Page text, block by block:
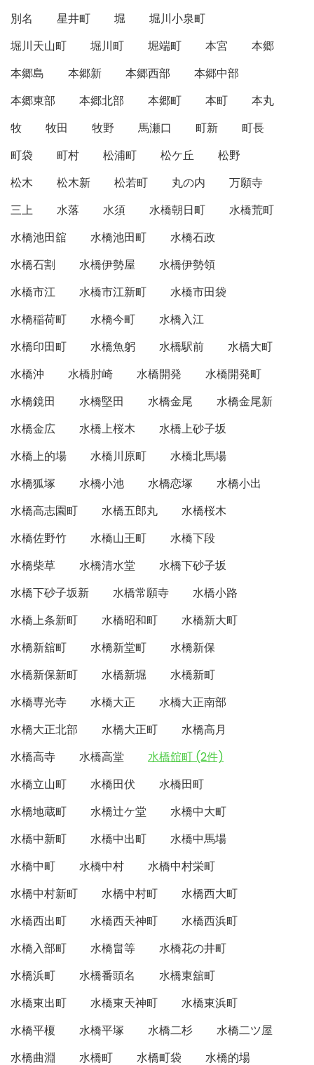
別名
星井町 堀
堀川小泉町
堀川天山町
堀川町 堀端町 本宮
本郷
本郷島
本郷新 本郷西部
本郷中部
本郷東部
本郷北部 本郷町 本町
本丸
牧
牧田 牧野 馬瀬口 町新
町長
町袋
町村 松浦町 松ケ丘
松野
松木
松木新 松若町 丸の内
万願寺
三上
水落 水須 水橋朝日町
水橋荒町
水橋池田舘
水橋池田町
水橋石政
水橋石割
水橋伊勢屋
水橋伊勢領
水橋市江
水橋市江新町
水橋市田袋
水橋稲荷町
水橋今町
水橋入江
水橋印田町
水橋魚躬 水橋駅前
水橋大町
水橋沖
水橋肘崎 水橋開発
水橋開発町
水橋鏡田
水橋堅田 水橋金尾
水橋金尾新
水橋金広
水橋上桜木
水橋上砂子坂
水橋上的場
水橋川原町
水橋北馬場
水橋狐塚
水橋小池 水橋恋塚
水橋小出
水橋高志園町
水橋五郎丸
水橋桜木
水橋佐野竹
水橋山王町
水橋下段
水橋柴草
水橋清水堂
水橋下砂子坂
水橋下砂子坂新
水橋常願寺
水橋小路
水橋上条新町
水橋昭和町
水橋新大町
水橋新舘町
水橋新堂町
水橋新保
水橋新保新町
水橋新堀
水橋新町
水橋専光寺
水橋大正
水橋大正南部
水橋大正北部
水橋大正町
水橋高月
水橋高寺
水橋高堂
水橋舘町 (2件)
水橋立山町
水橋田伏
水橋田町
水橋地蔵町
水橋辻ケ堂
水橋中大町
水橋中新町
水橋中出町
水橋中馬場
水橋中町
水橋中村
水橋中村栄町
水橋中村新町
水橋中村町
水橋西大町
水橋西出町
水橋西天神町
水橋西浜町
水橋入部町
水橋畠等
水橋花の井町
水橋浜町
水橋番頭名
水橋東舘町
水橋東出町
水橋東天神町
水橋東浜町
水橋平榎
水橋平塚 水橋二杉
水橋二ツ屋
水橋曲淵
水橋町 水橋町袋 水橋的場